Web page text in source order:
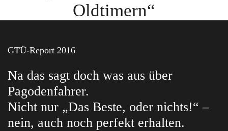
Oldtimern“
GTÜ-Report 2016
Na das sagt doch was aus über
Pagodenfahrer.
Nicht nur „Das Beste, oder nichts!“ –
nein, auch noch perfekt erhalten.